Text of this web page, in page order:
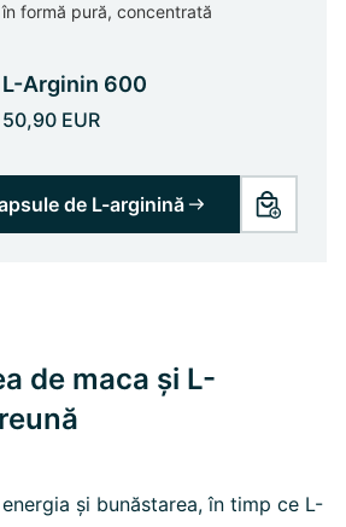
formă pură, concentrată
L-Arginin 600
50,90 EUR
de L-arginină
de maca și L-
și bunăstarea, în timp ce L-